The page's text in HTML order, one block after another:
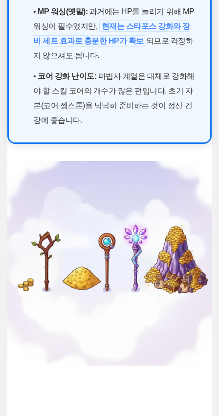
• MP 워싱(옛말): 과거에는 HP를 늘리기 위해 MP
워싱이 필수였지만, 현재는 스타포스 강화와 장
비 세트 효과로 충분한 HP가 확보 되므로 걱정하
지 않으셔도 됩니다.
• 코어 강화 난이도: 마법사 계열은 대체로 강화해
야 할 스킬 코어의 개수가 많은 편입니다. 초기 자
본(코어 젬스톤)을 넉넉히 준비하는 것이 정신 건
강에 좋습니다.